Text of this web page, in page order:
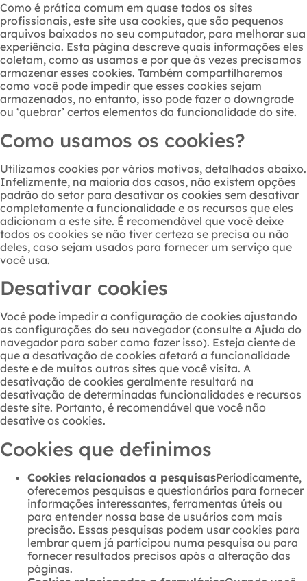
Como é prática comum em quase todos os sites
profissionais, este site usa cookies, que são pequenos
arquivos baixados no seu computador, para melhorar sua
experiência. Esta página descreve quais informações eles
coletam, como as usamos e por que às vezes precisamos
armazenar esses cookies. Também compartilharemos
como você pode impedir que esses cookies sejam
armazenados, no entanto, isso pode fazer o downgrade
ou ‘quebrar’ certos elementos da funcionalidade do site.
Como usamos os cookies?
Utilizamos cookies por vários motivos, detalhados abaixo.
Infelizmente, na maioria dos casos, não existem opções
padrão do setor para desativar os cookies sem desativar
completamente a funcionalidade e os recursos que eles
adicionam a este site. É recomendável que você deixe
todos os cookies se não tiver certeza se precisa ou não
deles, caso sejam usados ​​para fornecer um serviço que
você usa.
Desativar cookies
Você pode impedir a configuração de cookies ajustando
as configurações do seu navegador (consulte a Ajuda do
navegador para saber como fazer isso). Esteja ciente de
que a desativação de cookies afetará a funcionalidade
deste e de muitos outros sites que você visita. A
desativação de cookies geralmente resultará na
desativação de determinadas funcionalidades e recursos
deste site. Portanto, é recomendável que você não
desative os cookies.
Cookies que definimos
Cookies relacionados a pesquisasPeriodicamente,
oferecemos pesquisas e questionários para fornecer
informações interessantes, ferramentas úteis ou
para entender nossa base de usuários com mais
precisão. Essas pesquisas podem usar cookies para
lembrar quem já participou numa pesquisa ou para
fornecer resultados precisos após a alteração das
páginas.